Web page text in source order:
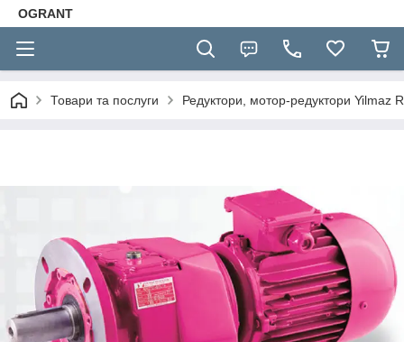
OGRANT
Товари та послуги Редуктори, мотор-редуктори Yilmaz